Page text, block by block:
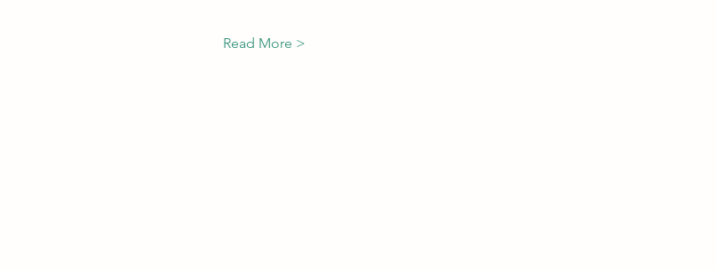
Read More >